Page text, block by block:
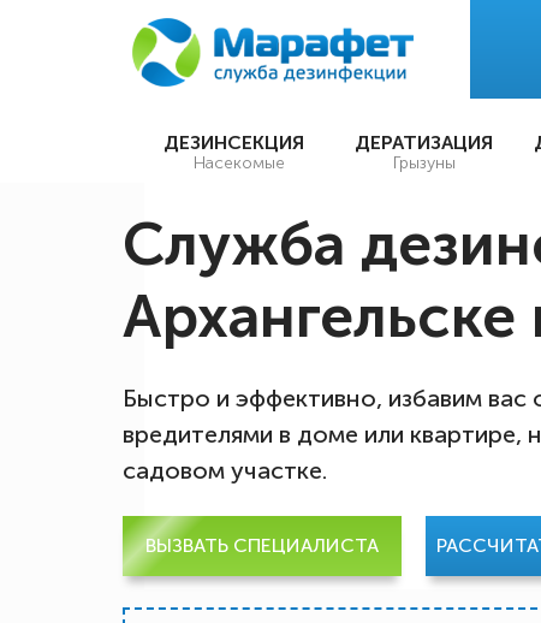
ДЕЗИНСЕКЦИЯ
Насекомые
ДЕРАТИЗАЦИЯ
Грызуны
Служба
Архангельске
Быстро и эффективно, избавим вас
вредителями в доме или квартире,
садовом участке.
ВЫЗВАТЬ СПЕЦИАЛИСТА